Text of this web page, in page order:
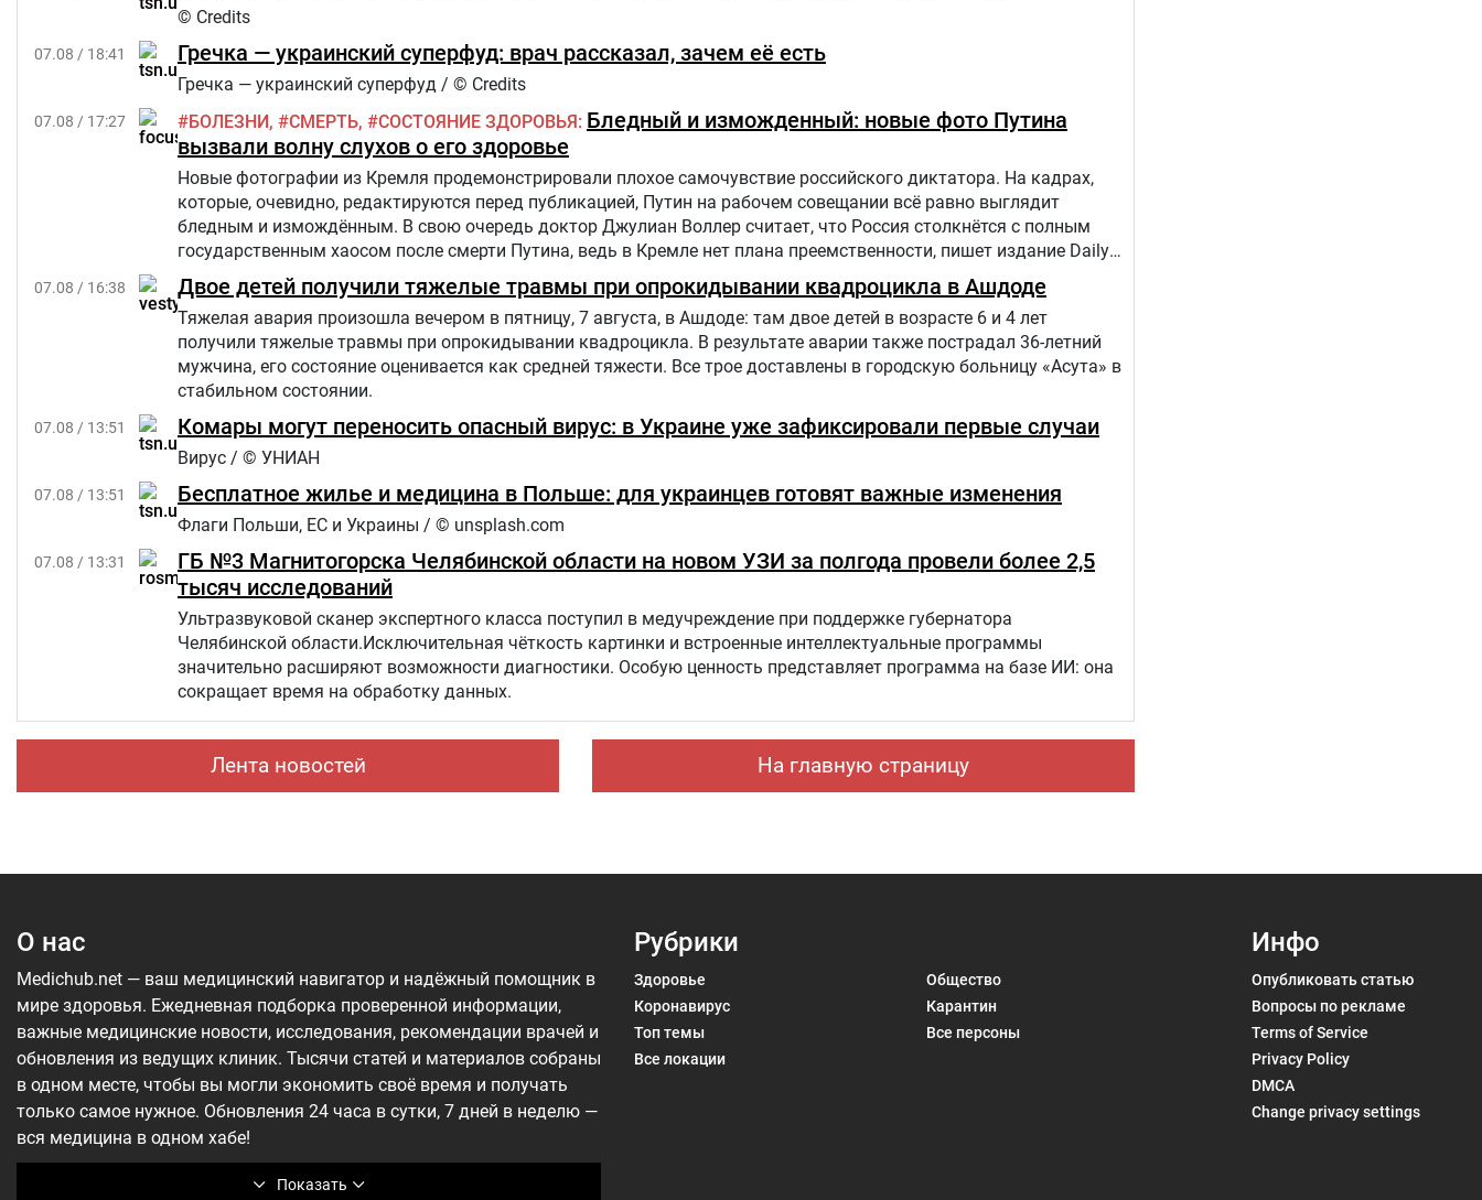
© Credits
07.08 / 18:41 Гречка — украинский суперфуд: врач рассказал, зачем её есть
Гречка — украинский суперфуд / © Credits
07.08 / 17:27 БОЛЕЗНИ СМЕРТЬ СОСТОЯНИЕ ЗДОРОВЬЯ Бледный и изможденный: новые фото Путина
вызвали волну слухов о его здоровье
Новые фотографии из Кремля продемонстрировали плохое самочувствие российского диктатора. На кадрах,
которые, очевидно, редактируются перед публикацией, Путин на рабочем совещании всё равно выглядит
бледным и измождённым. В свою очередь доктор Джулиан Воллер считает, что Россия столкнётся с полным
государственным хаосом после смерти Путина, ведь в Кремле нет плана преемственности, пишет издание Daily
Star.
07.08 / 16:38 Двое детей получили тяжелые травмы при опрокидывании квадроцикла в Ашдоде
Тяжелая авария произошла вечером в пятницу, 7 августа, в Ашдоде: там двое детей в возрасте 6 и 4 лет
получили тяжелые травмы при опрокидывании квадроцикла. В результате аварии также пострадал 36-летний
мужчина, его состояние оценивается как средней тяжести. Все трое доставлены в городскую больницу «Асута» в
стабильном состоянии.
07.08 / 13:51 Комары могут переносить опасный вирус: в Украине уже зафиксировали первые случаи
Вирус / © УНИАН
07.08 / 13:51 Бесплатное жилье и медицина в Польше: для украинцев готовят важные изменения
Флаги Польши, ЕС и Украины / © unsplash.com
07.08 / 13:31
ГБ №3 Магнитогорска Челябинской области на новом УЗИ за полгода провели более 2,5
тысяч исследований
Ультразвуковой сканер экспертного класса поступил в медучреждение при поддержке губернатора
Челябинской области.Исключительная чёткость картинки и встроенные интеллектуальные программы
значительно расширяют возможности диагностики. Особую ценность представляет программа на базе ИИ: она
сокращает время на обработку данных.
Лента новостей На главную страницу
О нас
Показать
Medichub.net — ваш медицинский навигатор и надёжный помощник в
мире здоровья. Ежедневная подборка проверенной информации,
важные медицинские новости, исследования, рекомендации врачей и
обновления из ведущих клиник. Тысячи статей и материалов собраны
в одном месте, чтобы вы могли экономить своё время и получать
только самое нужное. Обновления 24 часа в сутки, 7 дней в неделю —
вся медицина в одном хабе!
Рубрики
Здоровье
Общество
Коронавирус
Карантин
Топ темы
Все персоны
Все локации
Инфо
Опубликовать статью
Вопросы по рекламе
Terms of Service
Privacy Policy
DMCA
Change privacy settings